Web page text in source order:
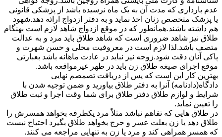
عدم بارداری که مدت آن به یک ماه نرسیده باشد از پزشکی قانونی
یا پزشک متخصص زنان اخذ نماید و به دفتر ازدواج ارائه دهد.شهود
هم داشته باشند.همانطور که در موقع ازدواج شاهد لازم است بهنگام
طلاق نیز شاهد ضروری است که شاهد طلاق باید مرد و به عدالت
متصف باشد.لذا لازم است در معروفیت محلی و حسن شهرت و
پاکی آنان دقت شود.زوجه نیز نباید در عادت ماهانه باشد بعبارتی
موقع اجرای صیغه طلاق زن باید در طهر غیرمواقعه باشد.
بهترین کار این است که پس از دریافت تصمصم نهایی
دادگاه(دادنامه) آنرا به دفتر طلاق بیاورید و ضمن توجیه شدن با
شرایط و لوازم طلاق دفتر طلاق برای شما وقت اجرا و ثبت طلاق
را تعیین نماید.
در طلاق هایی که تفاهم نباشد مثلاً مرد یکطرفه بخواهد همسرش را
طلاق دهد یا زن بعلت عسر و حرج بخواهد طلاق بگیرد احتیاج نیست
که همسر همراهی کند و مرد یا زن به تنهایی مراجعه می کنند.